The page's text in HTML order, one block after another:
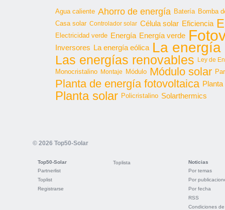
Agua caliente Ahorro de energía Batería Bomba
Casa solar Controlador solar Célula solar Eficiencia
Electricidad verde Energía Energía verde
Inversores La energía eólica La energía
Las energías renovables Ley de
Monocristalino Montaje Módulo Módulo solar
Planta de energía fotovoltaica
Planta solar Policristalino Solarthermics
© 2026 Top50-Solar
Top50-Solar
Partnerlist
Toplist
Registrarse
Toplista
Noticias
Por temas
Por
Por fecha
RSS
Condiciones